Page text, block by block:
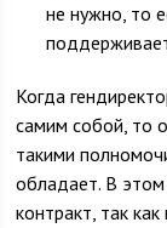
не нужно, то
Когда
самим собой, то
такими
обладает. В этом
контракт, так